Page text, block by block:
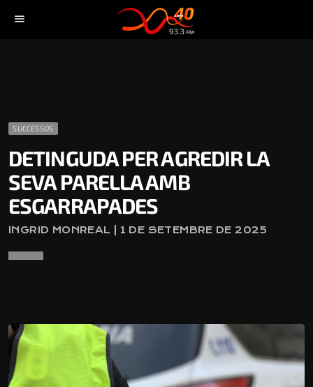
menu
SUCCESSOS
DETINGUDA PER AGREDIR LA
SEVA PARELLA AMB
ESGARRAPADES
INGRID MONREAL | 1 DE SETEMBRE DE 2025